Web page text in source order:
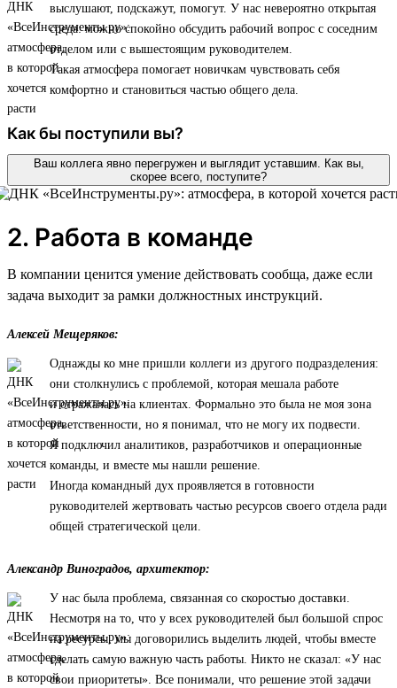
выслушают, подскажут, помогут. У нас невероятно открытая
среда: можно спокойно обсудить рабочий вопрос с соседним
отделом или с вышестоящим руководителем.
Такая атмосфера помогает новичкам чувствовать себя
комфортно и становиться частью общего дела.
Как бы поступили вы?
Ваш коллега явно перегружен и выглядит уставшим. Как вы,
скорее всего, поступите?
2. Работа в команде
В компании ценится умение действовать сообща, даже если
задача выходит за рамки должностных инструкций.
Алексей Мещеряков:
Однажды ко мне пришли коллеги из другого подразделения:
они столкнулись с проблемой, которая мешала работе
и отражалась на клиентах. Формально это была не моя зона
ответственности, но я понимал, что не могу их подвести.
Я подключил аналитиков, разработчиков и операционные
команды, и вместе мы нашли решение.
Иногда командный дух проявляется в готовности
руководителей жертвовать частью ресурсов своего отдела ради
общей стратегической цели.
Александр Виноградов, архитектор:
У нас была проблема, связанная со скоростью доставки.
Несмотря на то, что у всех руководителей был большой спрос
на ресурсы, мы договорились выделить людей, чтобы вместе
сделать самую важную часть работы. Никто не сказал: «У нас
свои приоритеты». Все понимали, что решение этой задачи